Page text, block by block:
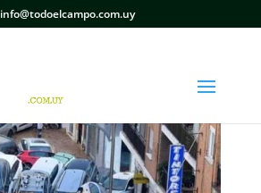
info@todoelcampo.com.uy